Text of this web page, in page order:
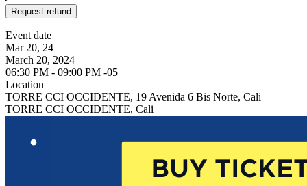
Request refund
Event date
Mar 20, 24
March 20, 2024
06:30 PM - 09:00 PM -05
Location
TORRE CCI OCCIDENTE, 19 Avenida 6 Bis Norte, Cali
TORRE CCI OCCIDENTE, Cali